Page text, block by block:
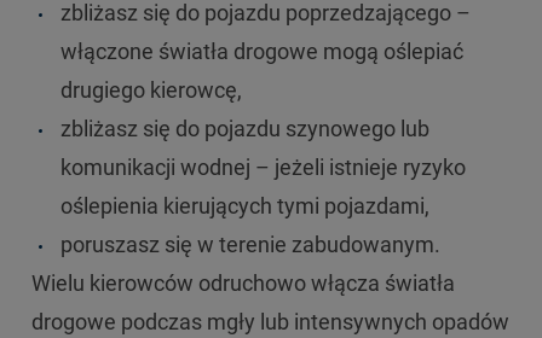
zbliżasz się do pojazdu poprzedzającego –
włączone światła drogowe mogą oślepiać
drugiego kierowcę,
zbliżasz się do pojazdu szynowego lub
komunikacji wodnej – jeżeli istnieje ryzyko
oślepienia kierujących tymi pojazdami,
poruszasz się w terenie zabudowanym.
Wielu kierowców odruchowo włącza światła
drogowe podczas mgły lub intensywnych opadów